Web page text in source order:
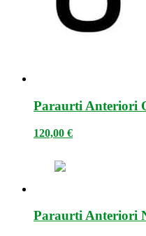
Paraurti Anteriori
120,00 €
Paraurti Anteriori